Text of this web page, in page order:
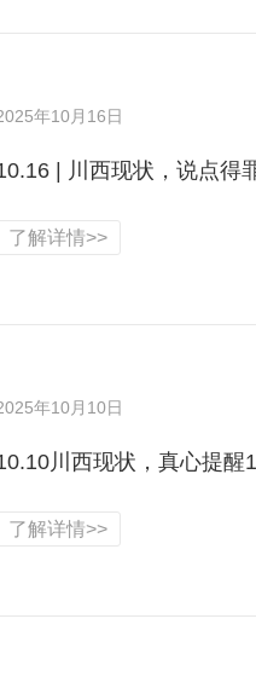
年10月16日
| 川西现状，说点
了解详情>>
年10月10日
川西现状，真心提醒
了解详情>>